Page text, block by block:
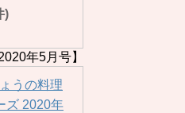
)
年5月号】
うの料理
ズ 2020年